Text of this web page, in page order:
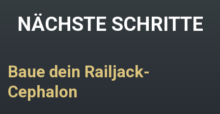
NÄCHSTE SCHRITTE
Baue dein Railjack-
Cephalon